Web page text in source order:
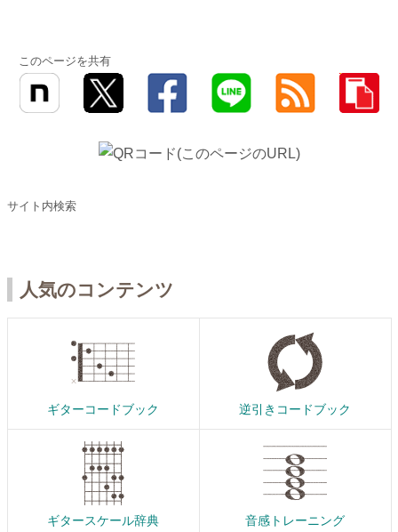
このページを共有
サイト内検索
人気のコンテンツ
ギターコードブック 逆引きコードブック
ギタースケール辞典 音感トレーニング